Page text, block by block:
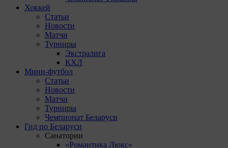
Хоккей
Статьи
Новости
Матчи
Турниры
Экстралига
КХЛ
Мини-футбол
Статьи
Новости
Матчи
Турниры
Чемпионат Беларуси
Гид по Беларуси
Санатории
«Романтика Люкс»